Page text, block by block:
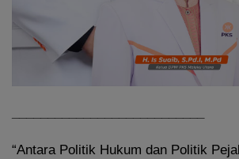
“Antara Politik Hukum dan Politik